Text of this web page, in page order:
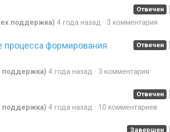
Отвечен
поддержка) 4 года назад 3 комментария
Отвечен
процесса формирования
поддержка) 4 года назад 3 комментария
Отвечен
поддержка) 4 года назад 10 комментариев
Завершен